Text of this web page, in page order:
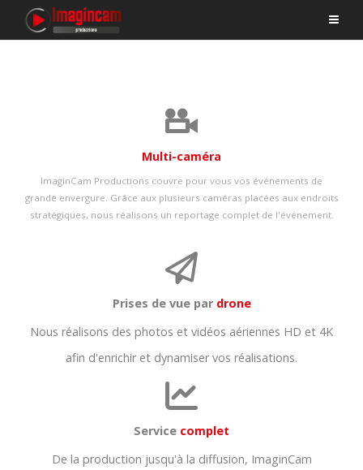
Multi-caméra
ImaginCam Productions couvre pour vous vos événements de
grande envergure. Grâce aux plusieurs caméras placées aux endroits
stratégiques, nous réalisons un reportage complet de l'événement.
Prises de vue par drone
Nous réalisons des photos et vidéos aériennes HD et 4K
afin d'enrichir et dynamiser vos réalisations.
Service complet
De la production jusqu'à la diffusion, ImaginCam